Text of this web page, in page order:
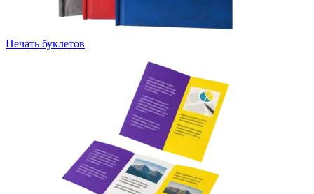
Печать буклетов